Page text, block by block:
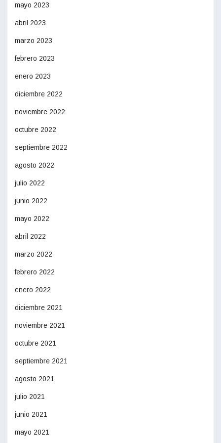
mayo 2023
abril 2023
marzo 2023
febrero 2023
enero 2023
diciembre 2022
noviembre 2022
octubre 2022
septiembre 2022
agosto 2022
julio 2022
junio 2022
mayo 2022
abril 2022
marzo 2022
febrero 2022
enero 2022
diciembre 2021
noviembre 2021
octubre 2021
septiembre 2021
agosto 2021
julio 2021
junio 2021
mayo 2021